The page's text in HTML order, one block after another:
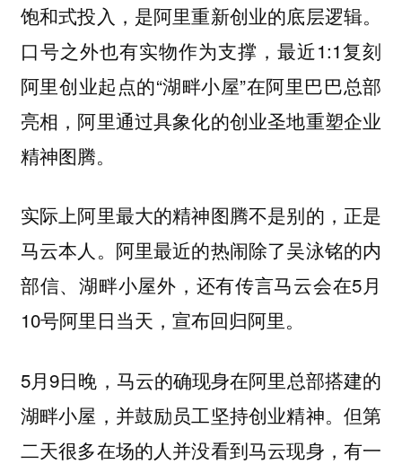
饱和式投入，是阿里重新创业的底层逻辑。
口号之外也有实物作为支撑，最近1:1复刻
阿里创业起点的“湖畔小屋”在阿里巴巴总部
亮相，阿里通过具象化的创业圣地重塑企业
精神图腾。
实际上阿里最大的精神图腾不是别的，正是
马云本人。阿里最近的热闹除了吴泳铭的内
部信、湖畔小屋外，还有传言马云会在5月
10号阿里日当天，宣布回归阿里。
5月9日晚，马云的确现身在阿里总部搭建的
湖畔小屋，并鼓励员工坚持创业精神。但第
二天很多在场的人并没看到马云现身，有一